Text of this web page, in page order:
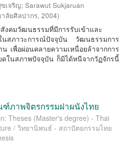
เจริญ; Sarawut Sukjaruan
ลัยศิลปากร, 2004)
งคมวัฒนธรรมที่มีการรับเข้าและ
ในสภาวะการณ์ปัจจุบัน วัฒนธรรมการ
เพื่อผ่อนคลายความเหนื่อยล้าจากการ
ดในสภาพปัจจุบัน ก็มิได้หนีจากวัฏจักรนี้
ภาพจิตรกรรมฝาผนังไทย
Theses (Master's degree) - Thai
/ วิทยานิพนธ์ - สถาปัตยกรรมไทย